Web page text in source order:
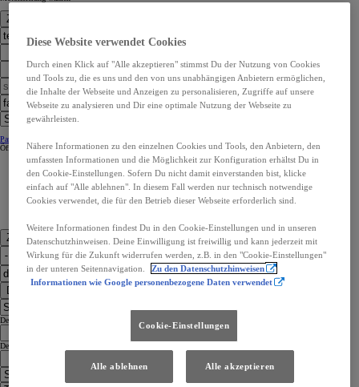
Zur Standortwahl
Partner Kontaktangaben:
ÖffnungszeitenÖffnungszeiten
Zu den Kontaktdaten
Dealer Finder
Dealer Language
Dealer Country
Diese Website verwendet Cookies
Durch einen Klick auf "Alle akzeptieren" stimmst Du der Nutzung von Cookies
und Tools zu, die es uns und den von uns unabhängigen Anbietern ermöglichen,
die Inhalte der Webseite und Anzeigen zu personalisieren, Zugriffe auf unsere
Webseite zu analysieren und Dir eine optimale Nutzung der Webseite zu
gewährleisten.
Nähere Informationen zu den einzelnen Cookies und Tools, den Anbietern, den
umfassten Informationen und die Möglichkeit zur Konfiguration erhältst Du in
den Cookie-Einstellungen. Sofern Du nicht damit einverstanden bist, klicke
einfach auf "Alle ablehnen". In diesem Fall werden nur technisch notwendige
Cookies verwendet, die für den Betrieb dieser Webseite erforderlich sind.
Weitere Informationen findest Du in den Cookie-Einstellungen und in unseren
Datenschutzhinweisen. Deine Einwilligung ist freiwillig und kann jederzeit mit
Wirkung für die Zukunft widerrufen werden, z.B. in den "Cookie-Einstellungen"
in der unteren Seitennavigation.
Zu den Datenschutzhinweisen
Informationen wie Google personenbezogene Daten verwendet
Cookie-Einstellungen
Alle ablehnen Alle akzeptieren